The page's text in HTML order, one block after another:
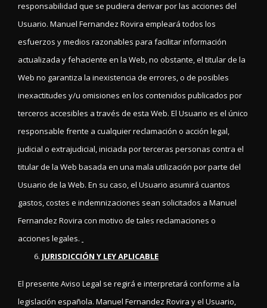
responsabilidad que se pudiera derivar por las acciones del
Usuario. Manuel Fernandez Rovira empleará todos los
esfuerzos y medios razonables para facilitar información
actualizada y fehaciente en la Web, no obstante, el titular de la
Web no garantiza la inexistencia de errores, o de posibles
inexactitudes y/u omisiones en los contenidos publicados por
terceros accesibles a través de esta Web. El Usuario es el único
responsable frente a cualquier reclamación o acción legal,
judicial o extrajudicial, iniciada por terceras personas contra el
titular de la Web basada en una mala utilización por parte del
Usuario de la Web. En su caso, el Usuario asumirá cuantos
gastos, costes e indemnizaciones sean solicitados a Manuel
Fernandez Rovira con motivo de tales reclamaciones o
acciones legales.
JURISDICCIÓN Y LEY APLICABLE
El presente Aviso Legal se regirá e interpretará conforme a la
legislación española. Manuel Fernandez Rovira y el Usuario,